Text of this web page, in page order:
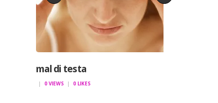
mal di testa
0 VIEWS 0 LIKES